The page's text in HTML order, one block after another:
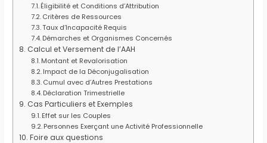
Éligibilité et Conditions d’Attribution
Critères de Ressources
Taux d’Incapacité Requis
Démarches et Organismes Concernés
Calcul et Versement de l’AAH
Montant et Revalorisation
Impact de la Déconjugalisation
Cumul avec d’Autres Prestations
Déclaration Trimestrielle
Cas Particuliers et Exemples
Effet sur les Couples
Personnes Exerçant une Activité Professionnelle
Foire aux questions